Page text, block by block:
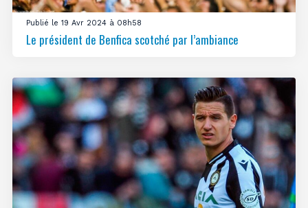
Publié le 19 Avr 2024 à 08h58
Le président de Benfica scotché par l’ambiance